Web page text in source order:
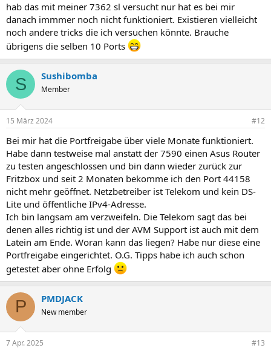
hab das mit meiner 7362 sl versucht nur hat es bei mir
danach immmer noch nicht funktioniert. Existieren vielleicht
noch andere tricks die ich versuchen könnte. Brauche
übrigens die selben 10 Ports
S Sushibomba
Member
15 März 2024 #12
Bei mir hat die Portfreigabe über viele Monate funktioniert.
Habe dann testweise mal anstatt der 7590 einen Asus Router
zu testen angeschlossen und bin dann wieder zurück zur
Fritzbox und seit 2 Monaten bekomme ich den Port 44158
nicht mehr geöffnet. Netzbetreiber ist Telekom und kein DS-
Lite und öffentliche IPv4-Adresse.
Ich bin langsam am verzweifeln. Die Telekom sagt das bei
denen alles richtig ist und der AVM Support ist auch mit dem
Latein am Ende. Woran kann das liegen? Habe nur diese eine
Portfreigabe eingerichtet. O.G. Tipps habe ich auch schon
getestet aber ohne Erfolg
P PMDJACK
New member
7 Apr. 2025 #13